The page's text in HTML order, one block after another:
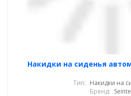
Накидки на сиденья
Тип: Накидки на
Бренд: